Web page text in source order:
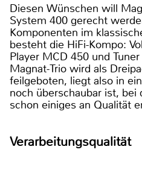
Diesen Wünschen will
System 400 gerecht
Komponenten im
besteht die HiFi-Kompo:
Player MCD 450 und
Magnat-Trio wird als
feilgeboten, liegt also in
noch überschaubar ist, bei
schon einiges an Qualität
Verarbeitungsqualität